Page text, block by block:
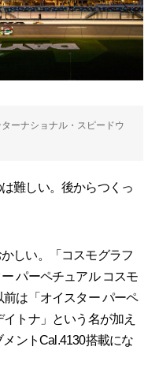
ーナショナル・スピードウ
難しい。後からつくっ
しい。「コスモグラフ
パーペチュアル コスモ
は「オイスター パーペ
トナ」という名が加え
ントCal.4130搭載にな